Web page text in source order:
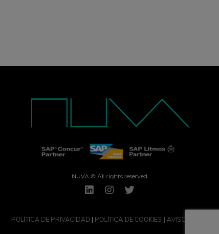
NUVA © All rights reserved
POLÍTICA DE PRIVACIDAD | POLÍTICA DE COOKIES | AVISO LEGAL